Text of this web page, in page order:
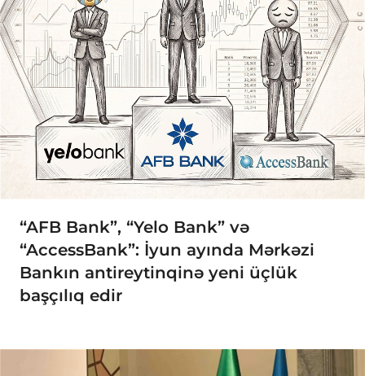
“AFB Bank”, “Yelo Bank” və
“AccessBank”: İyun ayında Mərkəzi
Bankın antireytinqinə yeni üçlük
başçılıq edir